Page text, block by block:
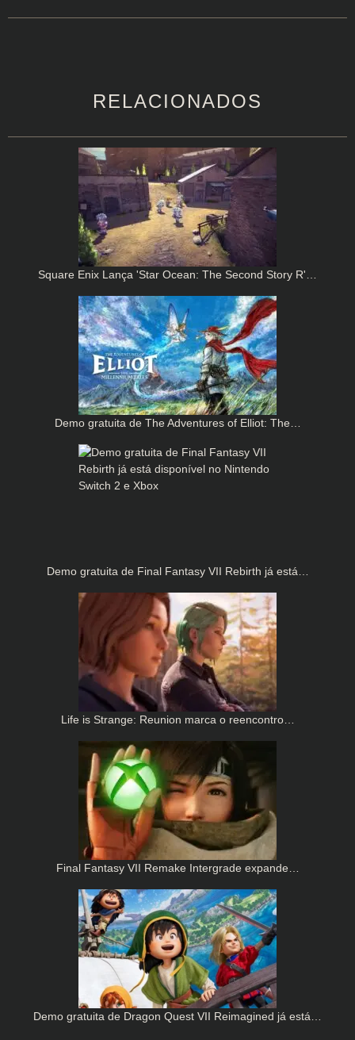
RELACIONADOS
Square Enix Lança 'Star Ocean: The Second Story R'…
Demo gratuita de The Adventures of Elliot: The…
Demo gratuita de Final Fantasy VII Rebirth já está…
Life is Strange: Reunion marca o reencontro…
Final Fantasy VII Remake Intergrade expande…
Demo gratuita de Dragon Quest VII Reimagined já está…